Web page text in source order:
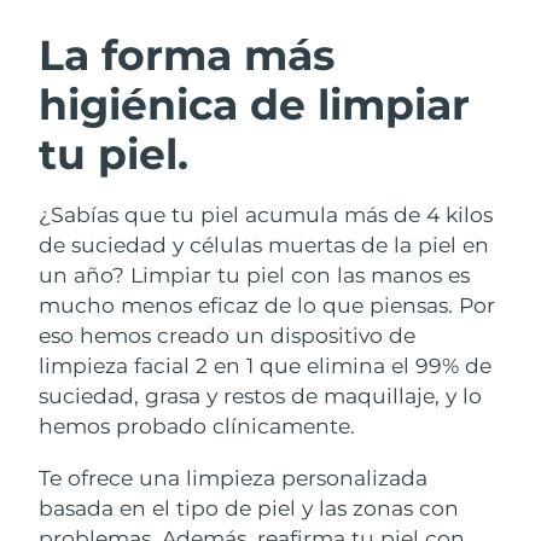
La forma más
higiénica de limpiar
tu piel.
¿Sabías que tu piel acumula más de 4 kilos
de suciedad y células muertas de la piel en
un año? Limpiar tu piel con las manos es
mucho menos eficaz de lo que piensas. Por
eso hemos creado un dispositivo de
limpieza facial 2 en 1 que elimina el 99% de
suciedad, grasa y restos de maquillaje, y lo
hemos probado clínicamente.
Te ofrece una limpieza personalizada
basada en el tipo de piel y las zonas con
Limpieza facial
Anti-aging massage
LUNA™ 4 Plus
Massage, LED heating
LUNA™ 4 Men
Microcurrent toning
BEAR™ 2 go
Microcurrent toning on-the-go
BEAR™ 2 eyes & lips
Hidratación
UFO™ 3 pack
Deep facial hydration
Near-infrared and red light therapy
device
Cuidado bucal
issa™ 4
Hybrid silicone sonic toothbrush
Smart hybrid silicone sonic toothbrush
TRATAMIENTO ANTIEDAD FAQ™
Antiedad Tratamientos LED
NEW
Austria
Baréin Entrega prevista 8/11/26
Bélgica
Bermudas Entrega prevista 8/16/26
Bosnia y Herzegovina Entrega prevista
Brunéi Entrega prevista
Bulgaria Entrega prevista 8/10/26
Canadá Entrega prevista
Chile Entrega prevista